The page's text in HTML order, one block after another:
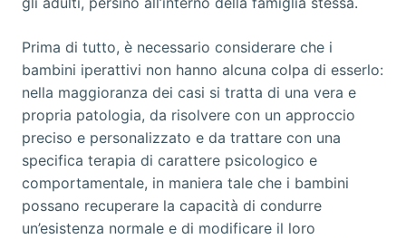
Prima di tutto, è necessario considerare che i
bambini iperattivi non hanno alcuna colpa di esserlo:
nella maggioranza dei casi si tratta di una vera e
propria patologia, da risolvere con un approccio
preciso e personalizzato e da trattare con una
specifica terapia di carattere psicologico e
comportamentale, in maniera tale che i bambini
possano recuperare la capacità di condurre
un’esistenza normale e di modificare il loro